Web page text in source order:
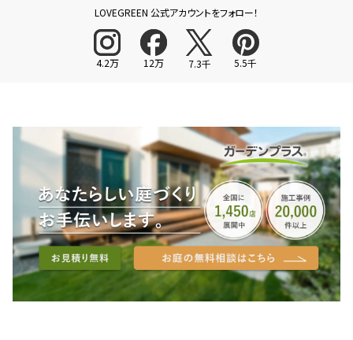
LOVEGREEN 公式アカウントをフォロー！
4.2万 12万 7.3千 5.5千